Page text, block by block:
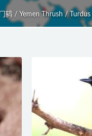
鸫 / Yemen Thrush / Turdus